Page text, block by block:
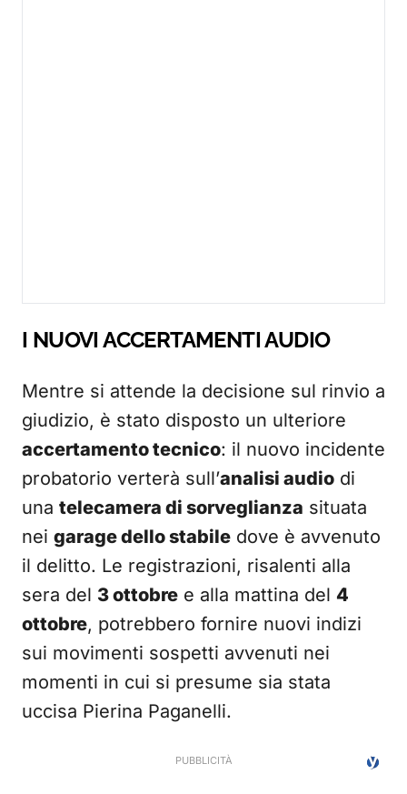
I NUOVI ACCERTAMENTI AUDIO
Mentre si attende la decisione sul rinvio a
giudizio, è stato disposto un ulteriore
accertamento tecnico: il nuovo incidente
probatorio verterà sull’analisi audio di
una telecamera di sorveglianza situata
nei garage dello stabile dove è avvenuto
il delitto. Le registrazioni, risalenti alla
sera del 3 ottobre e alla mattina del 4
ottobre, potrebbero fornire nuovi indizi
sui movimenti sospetti avvenuti nei
momenti in cui si presume sia stata
uccisa Pierina Paganelli.